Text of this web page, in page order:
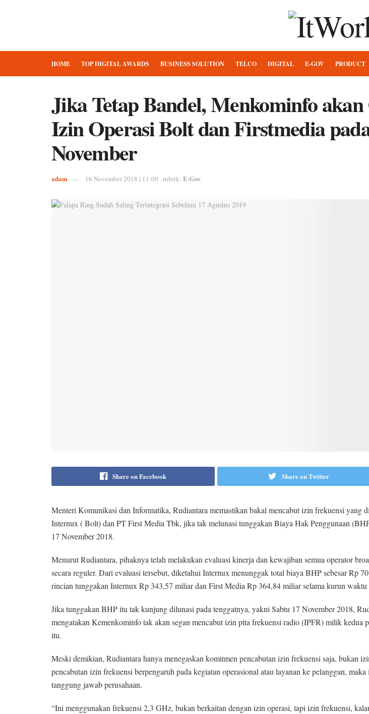
HOME TOP DIGITAL AWARDS BUSINESS SOLUTION TELCO DIGITAL E-GOV PRODUCT
Jika Tetap Bandel, Menkominfo
Izin Operasi Bolt dan Firstmedia
November
adam 16 November 2018 | 11:00 rubrik: E-Gov
Share on Facebook Share on Twitter
Menteri Komunikasi dan Informatika, Rudiantara memastikan bakal mencabut izin frekuensi yang
Internux ( Bolt) dan PT First Media Tbk, jika tak melunasi tunggakan Biaya Hak Penggunaan
17 November 2018.
Menurut Rudiantara, pihaknya telah melakukan evaluasi kinerja dan kewajiban semua operator
secara reguler. Dari evaluasi tersebut, diketahui Internux menunggak total biaya BHP sebesar Rp
rincian tunggakan Internux Rp 343,57 miliar dan First Media Rp 364,84 miliar selama kurun
Jika tunggakan BHP itu tak kunjung dilunasi pada tenggatnya, yakni Sabtu 17 November 2018,
mengatakan Kemenkominfo tak akan segan mencabut izin pita frekuensi radio (IPFR) milik kedua
itu.
Meski demikian, Rudiantara hanya menegaskan komitmen pencabutan izin frekuensi saja, bukan
pencabutan izin frekuensi berpengaruh pada kegiatan operasional atau layanan ke pelanggan,
tanggung jawab perusahaan.
“Ini menggunakan frekuensi 2,3 GHz, bukan berkaitan dengan izin operasi, tapi izin frekuensi,